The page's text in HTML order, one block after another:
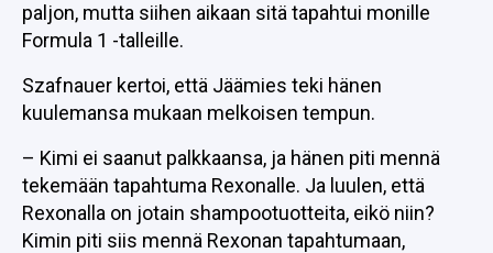
paljon, mutta siihen aikaan sitä tapahtui monille
Formula 1 -talleille.
Szafnauer kertoi, että Jäämies teki hänen
kuulemansa mukaan melkoisen tempun.
– Kimi ei saanut palkkaansa, ja hänen piti mennä
tekemään tapahtuma Rexonalle. Ja luulen, että
Rexonalla on jotain shampootuotteita, eikö niin?
Kimin piti siis mennä Rexonan tapahtumaan,